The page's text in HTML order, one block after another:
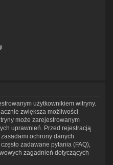
użytkownikiem witryny.
zwiększa możliwości
może zarejestrowanym
uprawnień. Przed rejestracją
ochrony danych
zadawane pytania (FAQ),
zagadnień dotyczących